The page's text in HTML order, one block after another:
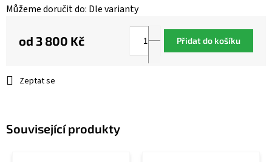
Zeptat se
Můžeme doručit do: Dle varianty
od 3 800 Kč Přidat do košíku
Související produkty